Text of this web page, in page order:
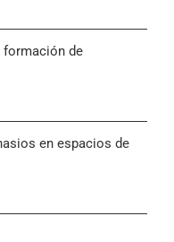
formación de
en espacios de